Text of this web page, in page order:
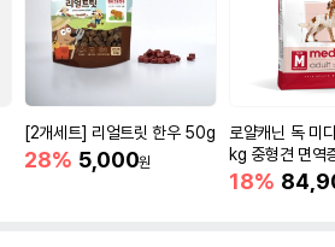
[2개세트] 리얼트릿 한우 50g
28% 5,000원
로얄캐닌 독 미
kg 중형견 면역
18%